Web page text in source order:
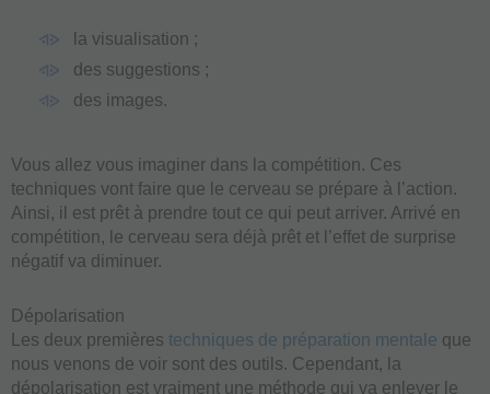
la visualisation ;
des suggestions ;
des images.
Vous allez vous imaginer dans la compétition. Ces
techniques vont faire que le cerveau se prépare à l’action.
Ainsi, il est prêt à prendre tout ce qui peut arriver. Arrivé en
compétition, le cerveau sera déjà prêt et l’effet de surprise
négatif va diminuer.
Dépolarisation
Les deux premières techniques de préparation mentale que
nous venons de voir sont des outils. Cependant, la
dépolarisation est vraiment une méthode qui va enlever le